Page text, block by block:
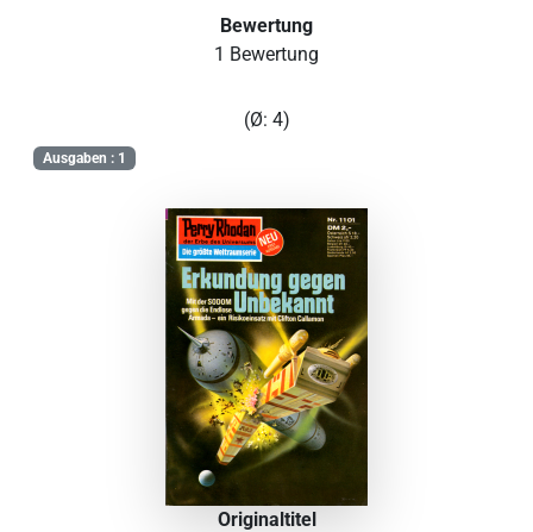
Bewertung
1 Bewertung
(Ø: 4)
Ausgaben : 1
Originaltitel